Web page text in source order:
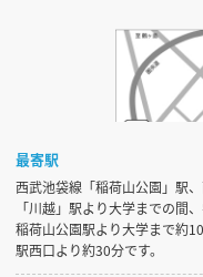
最寄駅
西武池袋線「稲荷山公園」駅
「川越」駅より大学までの間
稲荷山公園駅より大学まで約
駅西口より約30分です。